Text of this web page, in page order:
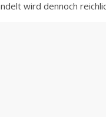
wird dennoch